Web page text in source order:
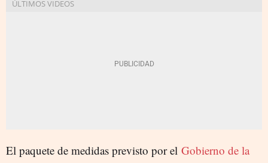
El paquete de medidas previsto por el Gobierno de la